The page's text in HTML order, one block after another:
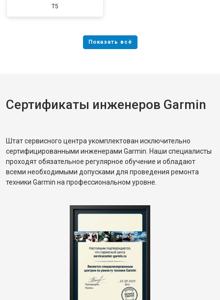
T5
Сертификаты инженеров Garmin
Штат сервисного центра укомплектован исключительно
сертифицированными инженерами Garmin. Наши специалисты
проходят обязательное регулярное обучение и обладают
всеми необходимыми допусками для проведения ремонта
техники Garmin на профессиональном уровне.